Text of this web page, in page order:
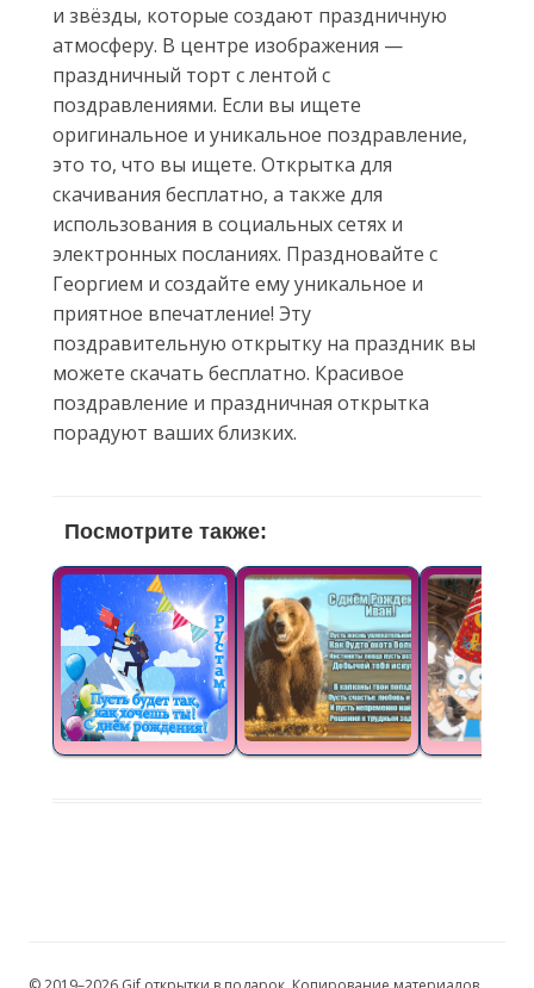
и звёзды, которые создают праздничную
атмосферу. В центре изображения —
праздничный торт с лентой с
поздравлениями. Если вы ищете
оригинальное и уникальное поздравление,
это то, что вы ищете. Открытка для
скачивания бесплатно, а также для
использования в социальных сетях и
электронных посланиях. Праздновайте с
Георгием и создайте ему уникальное и
приятное впечатление! Эту
поздравительную открытку на праздник вы
можете скачать бесплатно. Красивое
поздравление и праздничная открытка
порадуют ваших близких.
Посмотрите также: